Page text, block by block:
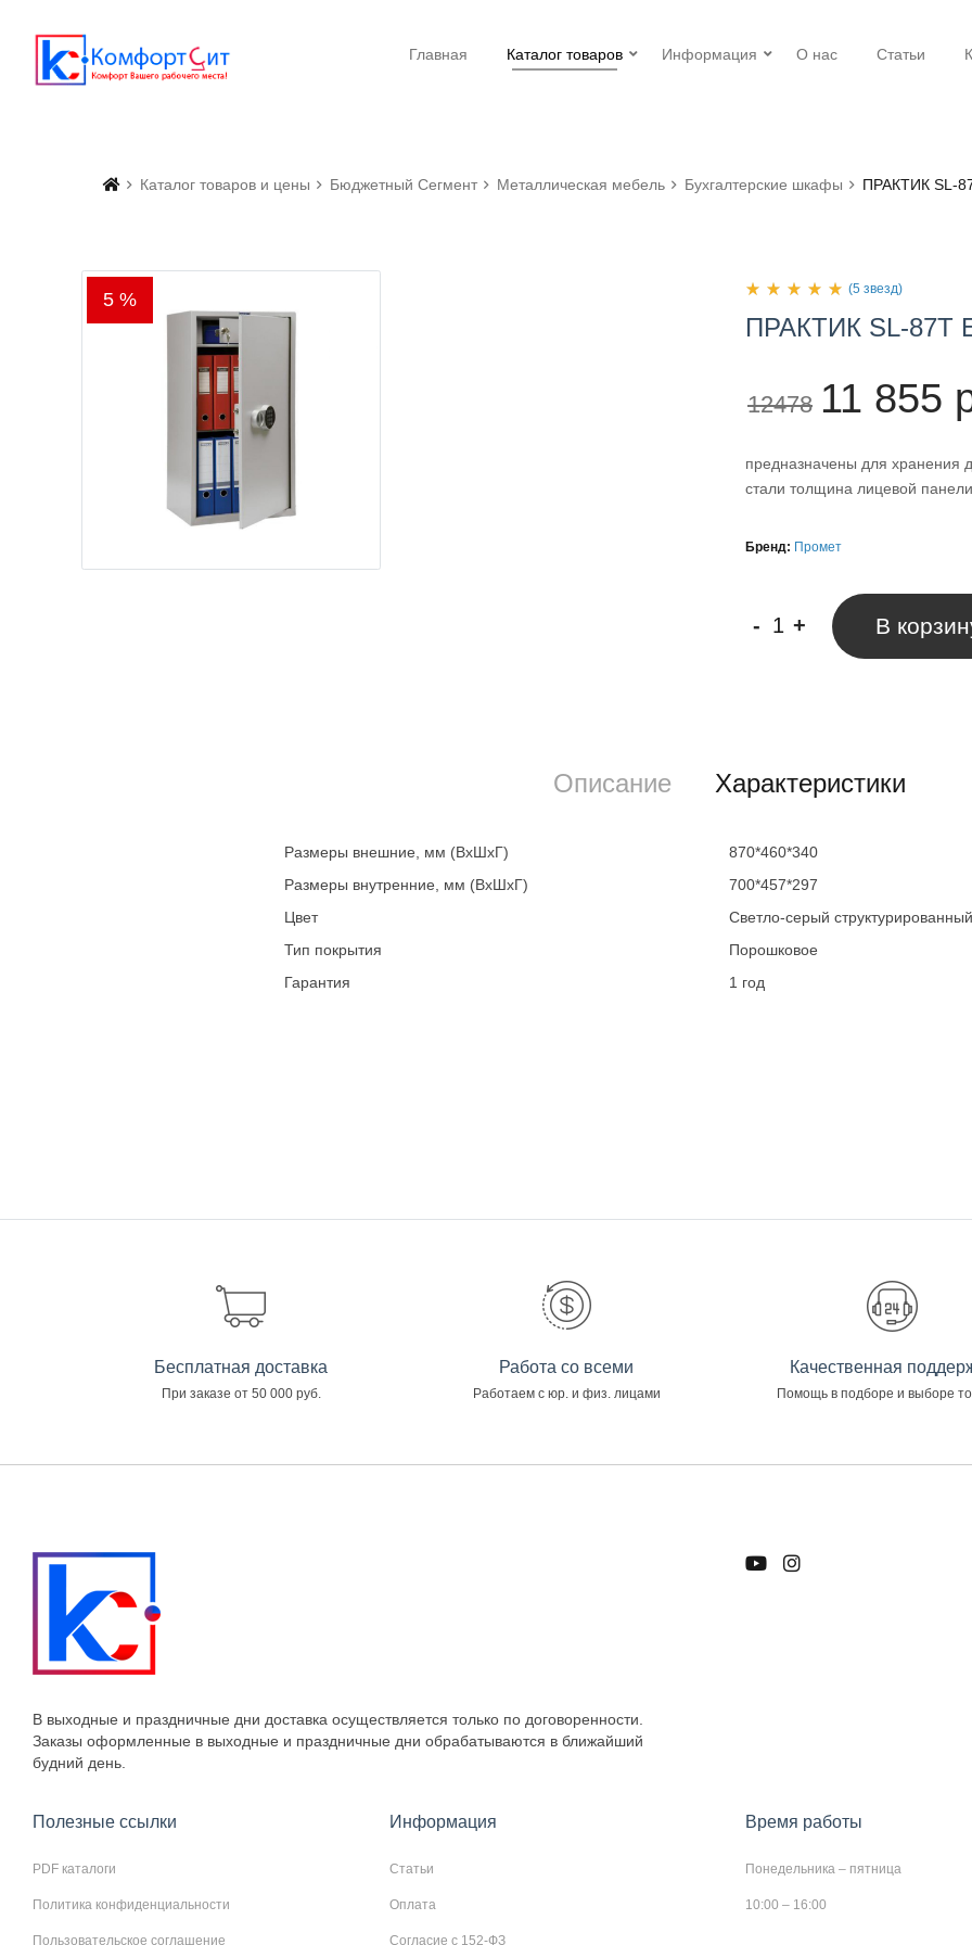
Главная Каталог товаров Информация О нас Статьи
Каталог товаров и цены Бюджетный Сегмент Металлическая мебель Бухгалтерские шкафы ПРАКТИК SL-
5 % (5 звезд)
ПРАКТИК SL-87Т
12478 11 855
предназначены для хранения
стали толщина лицевой
Бренд: Промет
- + В
Описание Характеристики
Размеры внешние, мм (ВхШхГ)
870*460*340
Размеры внутренние, мм (ВхШхГ)
700*457*297
Цвет
Светло-серый структурированный
Тип покрытия
Порошковое
Гарантия
1 год
Бесплатная доставка
При заказе от 50 000 руб.
Работа со всеми
Работаем с юр. и физ. лицами
Качественная
Помощь в подборе и выборе
В выходные и праздничные дни доставка осуществляется только по договоренности.
Заказы оформленные в выходные и праздничные дни обрабатываются в ближайший
будний день.
Полезные ссылки
PDF каталоги
Политика конфиденциальности
Пользовательское соглашение
Информация
Статьи
Оплата
Согласие с 152-ФЗ
Время работы
Понедельника – пятница
10:00 – 16:00